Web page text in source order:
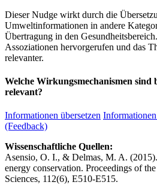
Dieser Nudge wirkt durch die
Umweltinformationen in andere
Übertragung in den
Assoziationen hervorgerufen und das
relevanter.
Welche Wirkungsmechanismen sind
relevant?
Informationen übersetzen
(Feedback)
Wissenschaftliche Quellen:
Asensio, O. I., & Delmas, M. A.
energy conservation. Proceedings of
Sciences, 112(6), E510-E515.